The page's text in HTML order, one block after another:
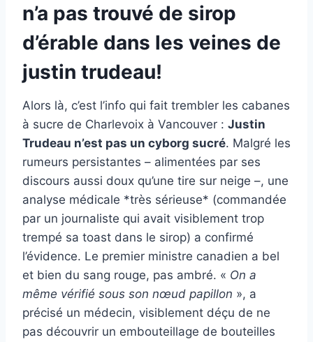
n’a pas trouvé de sirop
d’érable dans les veines de
justin trudeau!
Alors là, c’est l’info qui fait trembler les cabanes
à sucre de Charlevoix à Vancouver : Justin
Trudeau n’est pas un cyborg sucré. Malgré les
rumeurs persistantes – alimentées par ses
discours aussi doux qu’une tire sur neige –, une
analyse médicale *très sérieuse* (commandée
par un journaliste qui avait visiblement trop
trempé sa toast dans le sirop) a confirmé
l’évidence. Le premier ministre canadien a bel
et bien du sang rouge, pas ambré. « On a
même vérifié sous son nœud papillon », a
précisé un médecin, visiblement déçu de ne
pas découvrir un embouteillage de bouteilles